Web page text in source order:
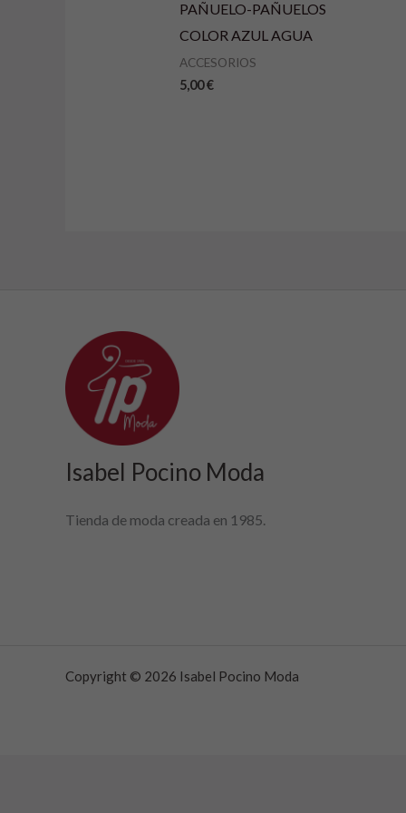
PAÑUELO-PAÑUELOS
COLOR AZUL AGUA
ACCESORIOS
5,00€
Isabel Pocino Moda
Tienda de moda creada en 1985.
Copyright © 2026 Isabel Pocino Moda